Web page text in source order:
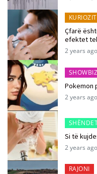
Çfarë
efektet
2 years ago
Pokemon
2 years ago
Si të
2 years ago
RAJONI